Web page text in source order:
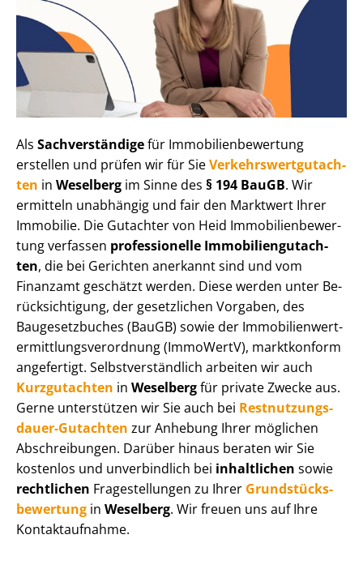
Als Sachverständigefür Im­mo­bi­li­en­be­wer­tung
erstellen und prüfen wir für SieVer­kehrs­wert­gut­ach­
ten in Weselberg im Sinne des § 194 BauGB. Wir
ermitteln unabhängig und fair den Marktwert Ihrer
Immobilie. Die Gutachter von Heid Im­mo­bi­li­en­be­wer­
tung verfassen professionelle Im­mo­bi­li­en­gut­ach­
ten, die bei Gerichten anerkannt sind und vom
Finanzamt geschätzt werden. Diese werden unter Be­
rück­sich­ti­gung, der gesetzlichen Vorgaben, des
Baugesetzbuches (BauGB) sowie der Im­mo­bi­li­en­wert­
ermitt­lungs­ver­ord­nung (ImmoWertV), marktkonform
angefertigt. Selbst­ver­ständ­lich arbeiten wir auch
Kurzgutachten in Weselbergfür private Zwecke aus.
Gerne unterstützen wir Sie auch bei Rest­nut­zungs­
dau­er-Gutachten zur Anhebung Ihrer möglichen
Abschreibungen. Darüber hinaus beraten wir Sie
kostenlos und unverbindlich bei inhaltlichen sowie
rechtlichen Fragestellungen zu Ihrer Grund­stücks­
be­wer­tung in Weselberg. Wir freuen uns auf Ihre
Kontaktaufnahme.